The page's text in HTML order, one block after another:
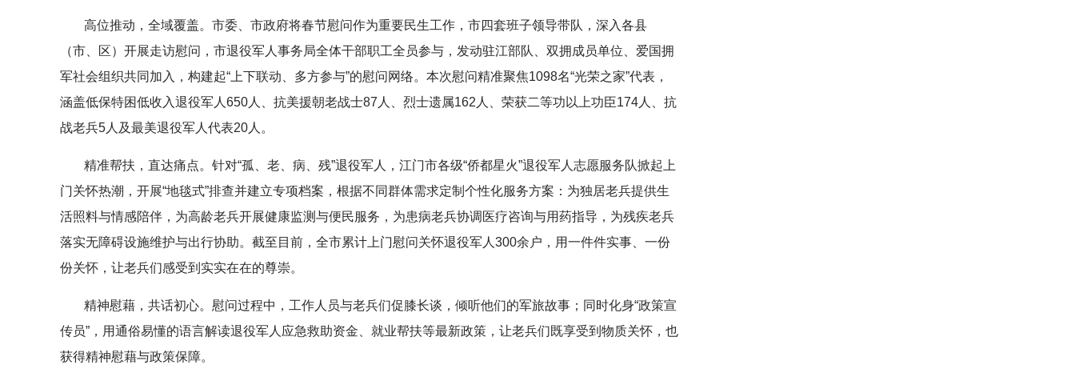
高位推动，全域覆盖。市委、市政府将春节慰问作为重要民生工作，市四套班子领导带队，深入各县
（市、区）开展走访慰问，市退役军人事务局全体干部职工全员参与，发动驻江部队、双拥成员单位、爱国拥
军社会组织共同加入，构建起“上下联动、多方参与”的慰问网络。本次慰问精准聚焦1098名“光荣之家”代表，
涵盖低保特困低收入退役军人650人、抗美援朝老战士87人、烈士遗属162人、荣获二等功以上功臣174人、抗
战老兵5人及最美退役军人代表20人。
精准帮扶，直达痛点。针对“孤、老、病、残”退役军人，江门市各级“侨都星火”退役军人志愿服务队掀起上
门关怀热潮，开展“地毯式”排查并建立专项档案，根据不同群体需求定制个性化服务方案：为独居老兵提供生
活照料与情感陪伴，为高龄老兵开展健康监测与便民服务，为患病老兵协调医疗咨询与用药指导，为残疾老兵
落实无障碍设施维护与出行协助。截至目前，全市累计上门慰问关怀退役军人300余户，用一件件实事、一份
份关怀，让老兵们感受到实实在在的尊崇。
精神慰藉，共话初心。慰问过程中，工作人员与老兵们促膝长谈，倾听他们的军旅故事；同时化身“政策宣
传员”，用通俗易懂的语言解读退役军人应急救助资金、就业帮扶等最新政策，让老兵们既享受到物质关怀，也
获得精神慰藉与政策保障。